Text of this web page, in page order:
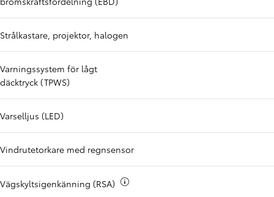
Strålkastare, projektor, halogen
Varningssystem för lågt
däcktryck (TPWS)
Varselljus (LED)
Vindrutetorkare med regnsensor
Vägskyltsigenkänning (RSA)